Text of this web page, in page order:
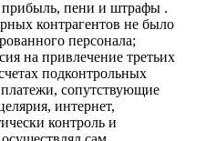
пени и штрафы .
контрагентов не было
персонала;
на привлечение третьих
подконтрольных
сопутствующие
интернет,
контроль и